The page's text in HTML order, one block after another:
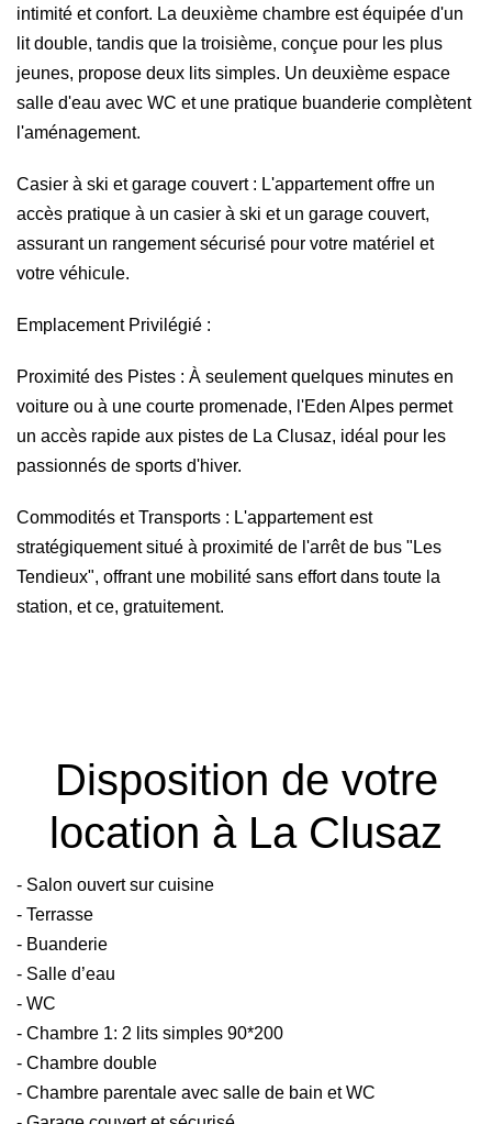
intimité et confort. La deuxième chambre est équipée d'un
lit double, tandis que la troisième, conçue pour les plus
jeunes, propose deux lits simples. Un deuxième espace
salle d'eau avec WC et une pratique buanderie complètent
l'aménagement.
Casier à ski et garage couvert : L'appartement offre un
accès pratique à un casier à ski et un garage couvert,
assurant un rangement sécurisé pour votre matériel et
votre véhicule.
Emplacement Privilégié :
Proximité des Pistes : À seulement quelques minutes en
voiture ou à une courte promenade, l'Eden Alpes permet
un accès rapide aux pistes de La Clusaz, idéal pour les
passionnés de sports d'hiver.
Commodités et Transports : L'appartement est
stratégiquement situé à proximité de l'arrêt de bus "Les
Tendieux", offrant une mobilité sans effort dans toute la
station, et ce, gratuitement.
Disposition de votre
location à La Clusaz
- Salon ouvert sur cuisine
- Terrasse
- Buanderie
- Salle d’eau
- WC
- Chambre 1: 2 lits simples 90*200
- Chambre double
- Chambre parentale avec salle de bain et WC